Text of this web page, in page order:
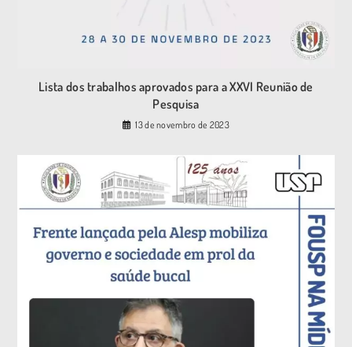
Lista dos trabalhos aprovados para a XXVI Reunião de
Pesquisa
13 de novembro de 2023